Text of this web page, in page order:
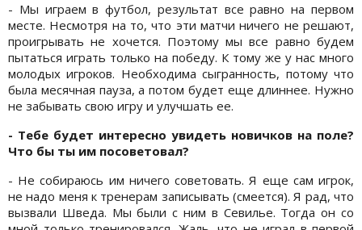
- Мы играем в футбол, результат все равно на первом
месте. Несмотря на то, что эти матчи ничего не решают,
проигрывать не хочется. Поэтому мы все равно будем
пытаться играть только на победу. К тому же у нас много
молодых игроков. Необходима сыгранность, потому что
была месячная пауза, а потом будет еще длиннее. Нужно
не забывать свою игру и улучшать ее.
- Тебе будет интересно увидеть новичков на поле?
Что бы ты им посоветовал?
- Не собираюсь им ничего советовать. Я еще сам игрок,
не надо меня к тренерам записывать (смеется). Я рад, что
вызвали Шведа. Мы были с ним в Севилье. Тогда он со